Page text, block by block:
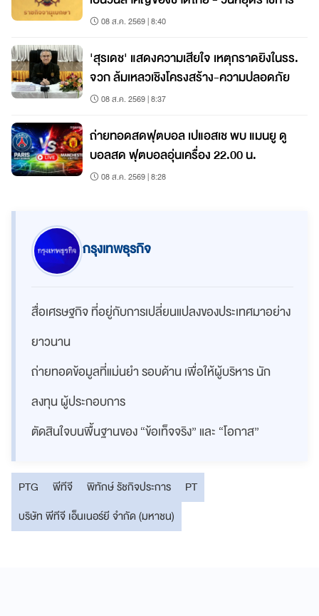
08 ส.ค. 2569 | 8:40
'สุรเดช' แสดงความเสียใจ เหตุกราดยิงในรร.
จวก ล้มเหลวเชิงโครงสร้าง-ความปลอดภัย
08 ส.ค. 2569 | 8:37
ถ่ายทอดสดฟุตบอล เปแอสเช พบ แมนยู ดู
บอลสด ฟุตบอลอุ่นเครื่อง 22.00 น.
08 ส.ค. 2569 | 8:28
กรุงเทพธุรกิจ
สื่อเศรษฐกิจ ที่อยู่กับการเปลี่ยนแปลงของประเทศมาอย่าง
ยาวนาน
ถ่ายทอดข้อมูลที่แม่นยำ รอบด้าน เพื่อให้ผู้บริหาร นัก
ลงทุน ผู้ประกอบการ
ตัดสินใจบนพื้นฐานของ “ข้อเท็จจริง” และ “โอกาส”
PTG พีทีจี พิทักษ์ รัชกิจประการ
PT
บริษัท พีทีจี เอ็นเนอร์ยี จำกัด (มหาชน)